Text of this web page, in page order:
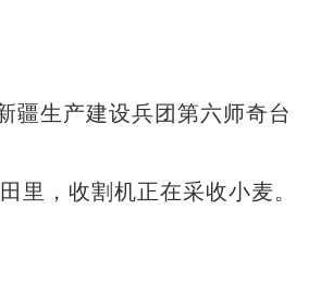
疆生产建设兵团第六师奇台
里，收割机正在采收小麦。